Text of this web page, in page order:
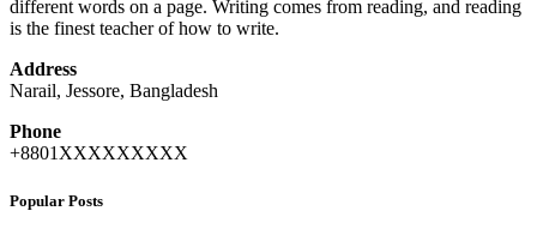
different words on a page. Writing comes from reading, and reading
is the finest teacher of how to write.
Address
Narail, Jessore, Bangladesh
Phone
+8801XXXXXXXXX
Popular Posts